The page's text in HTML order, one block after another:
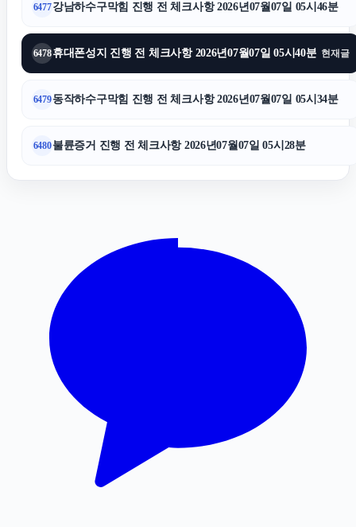
용인하수구막힘
용인흥신소
6477강남하수구막힘 진행 전 체크사항 2026년07월07일 05시46분
6478휴대폰성지 진행 전 체크사항 2026년07월07일 05시40분 현재글
6479동작하수구막힘 진행 전 체크사항 2026년07월07일 05시34분
6480불륜증거 진행 전 체크사항 2026년07월07일 05시28분